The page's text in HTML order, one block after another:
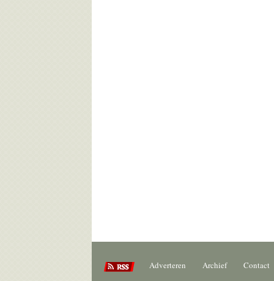
Adverteren Archief Contact